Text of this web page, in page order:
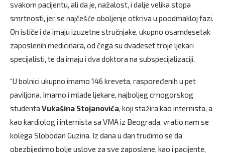
svakom pacijentu, ali da je, nažalost, i dalje velika stopa
smrtnosti, jer se najčešće oboljenje otkriva u poodmakloj fazi.
On ističe i da imaju izuzetne stručnjake, ukupno osamdesetak
zaposlenih medicinara, od čega su dvadeset troje ljekari
specijalisti, te da imaju i dva doktora na subspecijalizaciji.
“U bolnici ukupno imamo 146 kreveta, raspoređenih u pet
paviljona. Imamo i mlade ljekare, najboljeg crnogorskog
studenta Vukašina Stojanovića, koji stažira kao internista, a
kao kardiolog i internista sa VMA iz Beograda, vratio nam se
kolega Slobodan Guzina. Iz dana u dan trudimo se da
obezbijedimo bolje uslove za sve zaposlene, kao i pacijente,